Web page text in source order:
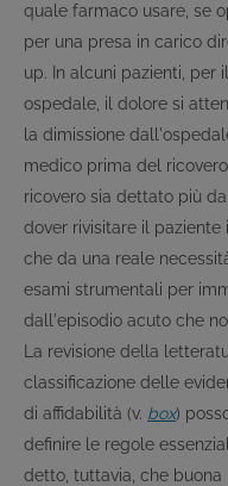
quale farmaco usare, se
per una presa in carico
up. In alcuni pazienti, per
ospedale, il dolore si
la dimissione
medico prima del
ricovero sia dettato più
dover rivisitare il
che da una reale
esami strumentali per
dall'episodio acuto che
La revisione della
classificazione delle
di affidabilità (v. box)
definire le regole
detto, tuttavia, che